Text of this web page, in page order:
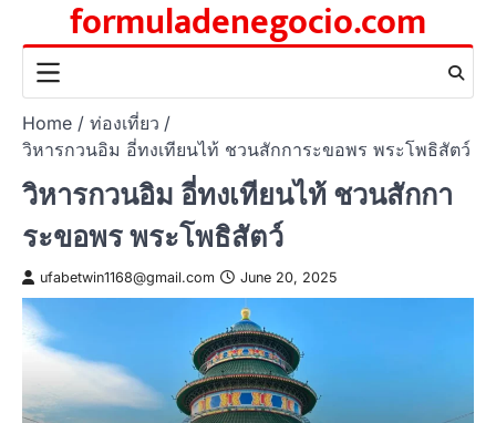
content
formuladenegocio.com
Home
ท่องเที่ยว
วิหารกวนอิม อี่ทงเทียนไท้ ชวนสักการะขอพร พระโพธิสัตว์
วิหารกวนอิม อี่ทงเทียนไท้ ชวนสักกา
ระขอพร พระโพธิสัตว์
ufabetwin1168@gmail.com June 20, 2025